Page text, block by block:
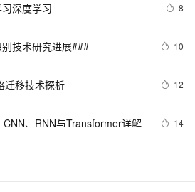
深度学习 8
10
迁移技术探析 12
、RNN与Transformer详解 14
积神经网络（CNN）：从原理到